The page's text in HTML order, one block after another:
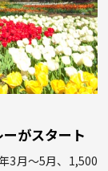
がスタート
3月〜5月、1,500